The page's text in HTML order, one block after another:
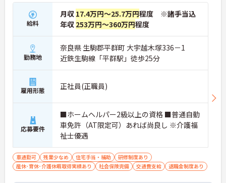
給料
月収 17.4万円～25.7万円程度 ※諸手当込
年収 253万円～360万円程度
勤務地
奈良県 生駒郡平群町 大宇越木塚336－1
近鉄生駒線「平群駅」徒歩25分
雇用形態 正社員(正職員)
応募要件
■ホームヘルパー2級以上の資格 ■普通自動
車免許（AT限定可）あれば尚良し ※介護福
祉士優遇
車通勤可 残業少なめ 住宅手当・補助
研修制度あり
産休･育休･介護休暇取得実績あり
社会保険完備 交通費支給 退職金制度あり